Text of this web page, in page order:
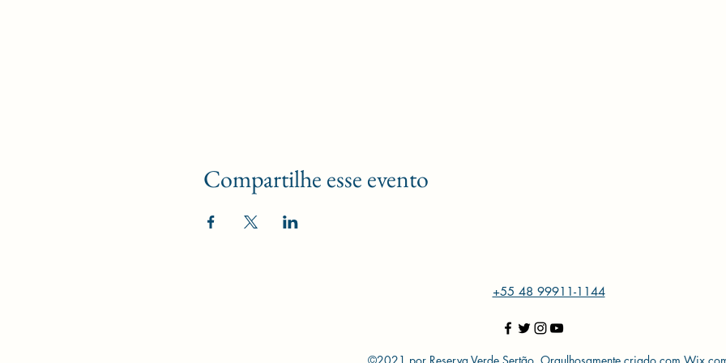
Compartilhe esse evento
+55 48 99911-1144
©2021 por Reserva Verde Sertão. Orgulhosamente criado com